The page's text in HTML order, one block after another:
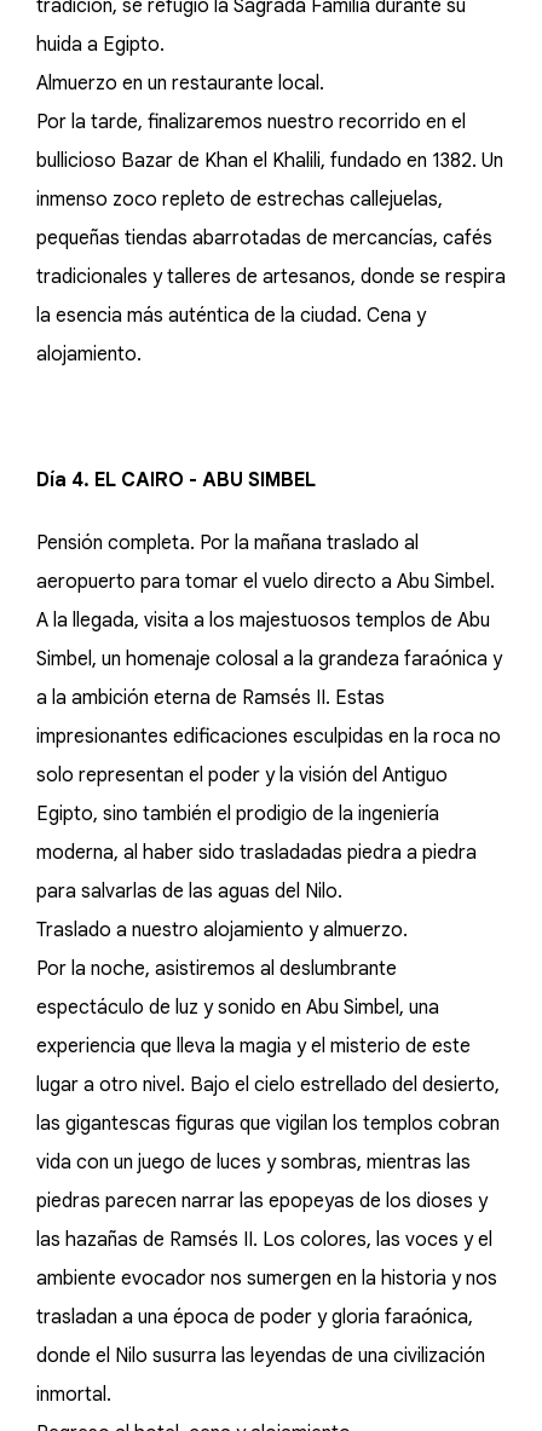
tradición, se refugió la Sagrada Familia durante su
huida a Egipto.
Almuerzo en un restaurante local.
Por la tarde, finalizaremos nuestro recorrido en el
bullicioso Bazar de Khan el Khalili, fundado en 1382. Un
inmenso zoco repleto de estrechas callejuelas,
pequeñas tiendas abarrotadas de mercancías, cafés
tradicionales y talleres de artesanos, donde se respira
la esencia más auténtica de la ciudad. Cena y
alojamiento.
Día 4. EL CAIRO - ABU SIMBEL
Pensión completa. Por la mañana traslado al
aeropuerto para tomar el vuelo directo a Abu Simbel.
A la llegada, visita a los majestuosos templos de Abu
Simbel, un homenaje colosal a la grandeza faraónica y
a la ambición eterna de Ramsés II. Estas
impresionantes edificaciones esculpidas en la roca no
solo representan el poder y la visión del Antiguo
Egipto, sino también el prodigio de la ingeniería
moderna, al haber sido trasladadas piedra a piedra
para salvarlas de las aguas del Nilo.
Traslado a nuestro alojamiento y almuerzo.
Por la noche, asistiremos al deslumbrante
espectáculo de luz y sonido en Abu Simbel, una
experiencia que lleva la magia y el misterio de este
lugar a otro nivel. Bajo el cielo estrellado del desierto,
las gigantescas figuras que vigilan los templos cobran
vida con un juego de luces y sombras, mientras las
piedras parecen narrar las epopeyas de los dioses y
las hazañas de Ramsés II. Los colores, las voces y el
ambiente evocador nos sumergen en la historia y nos
trasladan a una época de poder y gloria faraónica,
donde el Nilo susurra las leyendas de una civilización
inmortal.